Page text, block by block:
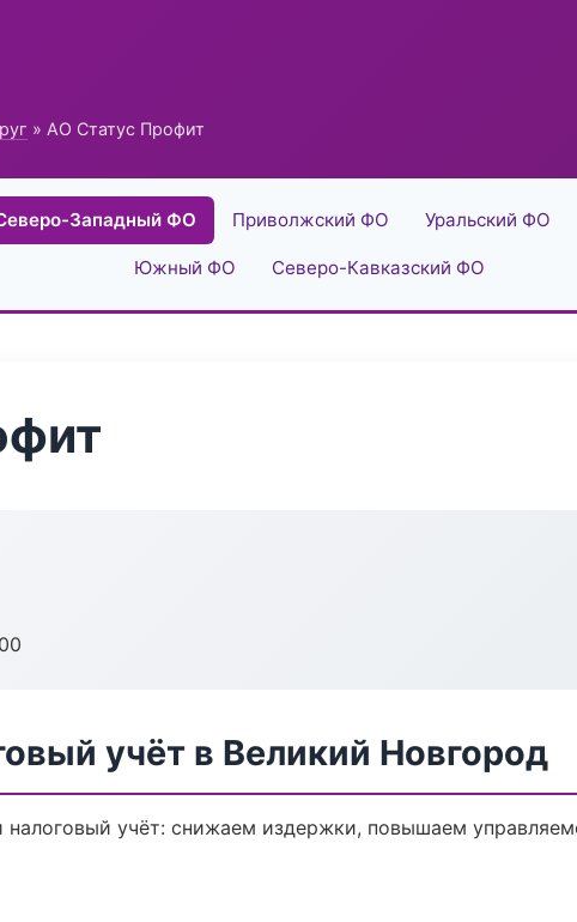
» АО Статус Профит
Западный ФО Приволжский ФО Уральский ФО
Южный ФО Северо-Кавказский ФО
учёт в Великий Новгород
налоговый учёт: снижаем издержки, повышаем